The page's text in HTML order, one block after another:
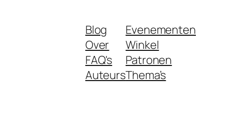
Blog
Over
FAQ's
Auteurs
Evenementen
Winkel
Patronen
Thema’s